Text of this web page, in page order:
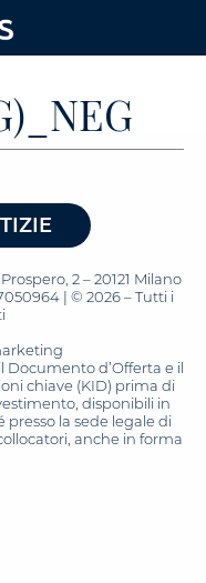
2 – 20121 Milano
| © 2026 – Tutti i
Documento d’Offerta e il
chiave (KID) prima di
disponibili in
la sede legale di
anche in forma